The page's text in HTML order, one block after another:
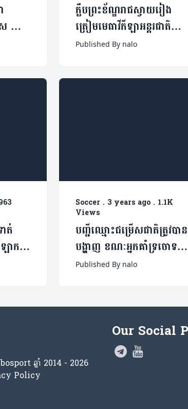
ើម្ប
ក្លឹបព្រះខ័ណ្ឌរាជស្វាយរៀង
ត្រៀមមេធាវី​កីឡា​អន្តរជាតិ​
ដើម្បី​ប្តឹង​ឧទ្ធរណ៍​ទៅ សហព័ន្ធ
Published By nalo
ត់
ាករ
ង
Soccer . 3 years ago . 1.1K
Views
បញ្ជីឈ្មោះជម្រើសជាតិត្រូវបាន
បង្ហាញ ខណៈអ្នកគាំទ្រចោទ
សួររកខ្សែប្រយុទ្ធឆ្នើមម្នាក់
Published By nalo
ឆ្នាំ 2014 - 2026
Policy
Our Social